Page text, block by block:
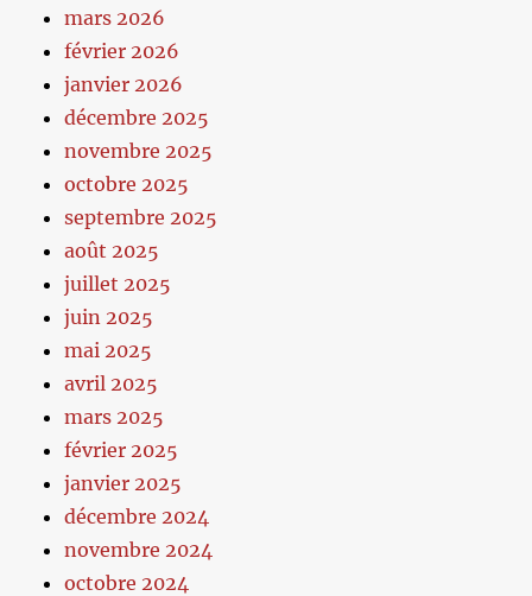
mars 2026
février 2026
janvier 2026
décembre 2025
novembre 2025
octobre 2025
septembre 2025
août 2025
juillet 2025
juin 2025
mai 2025
avril 2025
mars 2025
février 2025
janvier 2025
décembre 2024
novembre 2024
octobre 2024